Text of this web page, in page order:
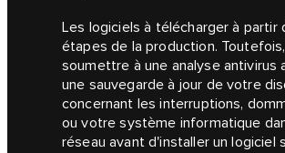
Les logiciels à télécharger à
étapes de la production.
soumettre à une analyse
une sauvegarde à jour de votre
concernant les interruptions,
ou votre système informatique
réseau avant d'installer un logiciel